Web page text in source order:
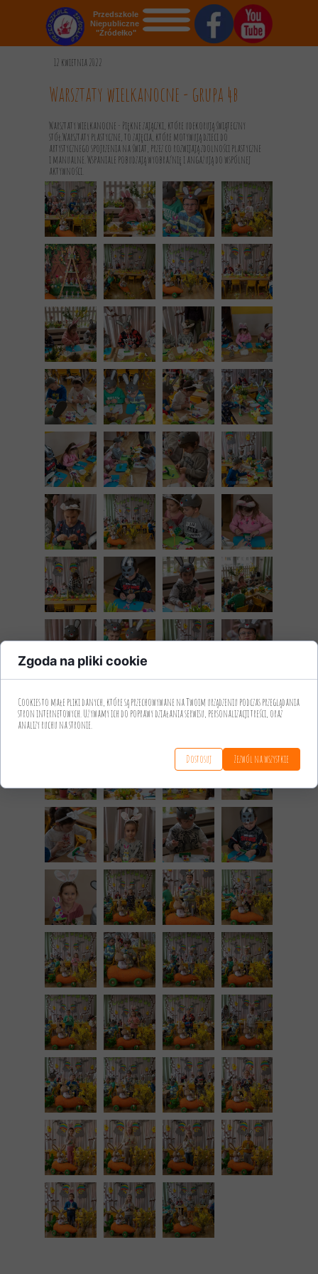
STRONA GŁÓWNA
OGŁOSZENIA
REKRUTACJA
GALERIA
KONTAKT
DOKUMENTY
Przedszkole
Niepubliczne
"Źródełko"
12 kwietnia 2022
Warsztaty wielkanocne - grupa 4b
Warsztaty wielkanocne - Piękne zajączki, które udekorują świąteczny
stół.Warsztaty plastyczne, to zajęcia, które motywują dzieci do
artystycznego spojrzenia na świat, przez co rozwijają zdolności plastyczne
i manualne. Wspaniale pobudzają wyobraźnię i angażują do wspólnej
aktywności.
Zgoda na pliki cookie
Cookies to małe pliki danych, które są przechowywane na Twoim urządzeniu podczas przeglądania
stron internetowych. Używamy ich do poprawy działania serwisu, personalizacji treści, oraz
analizy ruchu na stronie.
Dostosuj Zezwól na wszystkie